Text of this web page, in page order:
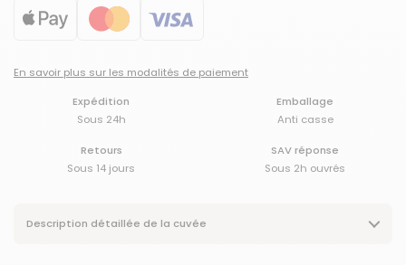
En savoir plus sur les modalités de paiement
Expédition
Sous 24h
Emballage
Anti casse
Retours
Sous 14 jours
SAV réponse
Sous 2h ouvrés
Description détaillée de la cuvée